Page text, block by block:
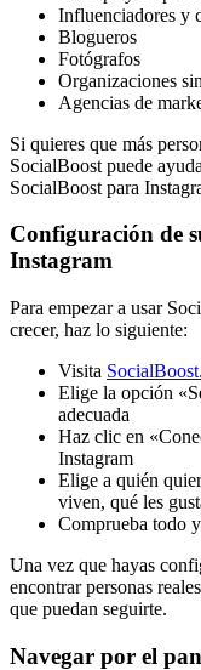
Influenciadores y
Blogueros
Fotógrafos
Organizaciones
Agencias de
Si quieres que más
SocialBoost puede
SocialBoost para
Configuración de
Instagram
Para empezar a usar
crecer, haz lo siguiente:
Visita
Elige la opción
adecuada
Haz clic en
Instagram
Elige a quién
viven, qué les
Comprueba todo
Una vez que hayas
encontrar personas
que puedan seguirte.
Navegar por el